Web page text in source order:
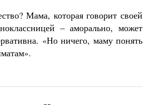
Мама, которая говорит своей
– аморально, может
«Но ничего, маму понять